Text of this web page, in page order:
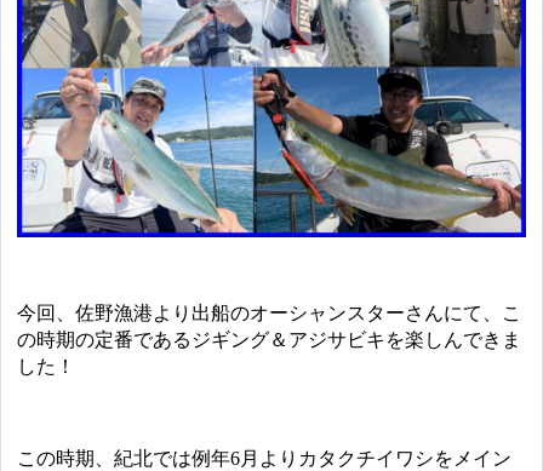
今回、佐野漁港より出船のオーシャンスターさんにて、こ
の時期の定番であるジギング＆アジサビキを楽しんできま
した！
この時期、紀北では例年6月よりカタクチイワシをメイン